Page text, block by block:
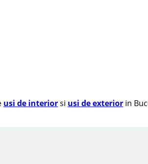
usi de interiorsi usi de exterior in